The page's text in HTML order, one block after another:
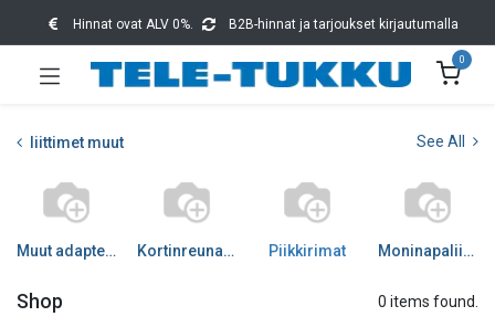
Hinnat ovat ALV 0%. B2B-hinnat ja tarjoukset kirjautumalla
0
liittimet muut See All
Muut adapterit Kortinreunaliittimet Piikkirimat Moninapaliittimet
Shop 0 items found.